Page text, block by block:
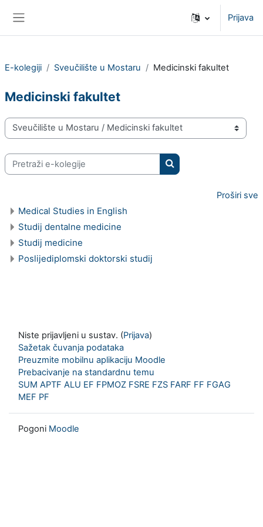
Prijava
E-kolegiji Sveučilište u Mostaru Medicinski fakultet
Medicinski fakultet
Popis e-kolegija
Pretraži e-kolegije
Pretraži e-kolegije
Proširi sve
Medical Studies in English
Studij dentalne medicine
Studij medicine
Poslijediplomski doktorski studij
Niste prijavljeni u sustav. (Prijava)
Sažetak čuvanja podataka
Preuzmite mobilnu aplikaciju Moodle
Prebacivanje na standardnu temu
SUM APTF ALU EF FPMOZ FSRE FZS FARF FF FGAG
MEF PF
Pogoni Moodle